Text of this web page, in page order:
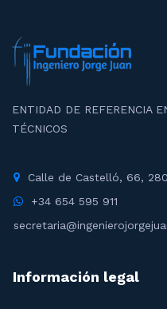
ENTIDAD DE REFERENCIA
TÉCNICOS
Calle de Castelló, 66,
+34 654 595 911
Información legal